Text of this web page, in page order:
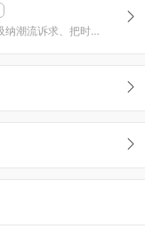
一家专注高颜值甜品设计的品牌 不停吸纳潮流诉求、把时尚与甜品结合，创造惊喜是我们的追求。